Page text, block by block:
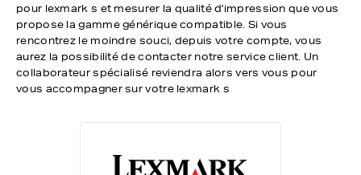
pour lexmark s et mesurer la qualité d'impression que vous
propose la gamme générique compatible. Si vous
rencontrez le moindre souci, depuis votre compte, vous
aurez la possibilité de contacter notre service client. Un
collaborateur spécialisé reviendra alors vers vous pour
vous accompagner sur votre lexmark s